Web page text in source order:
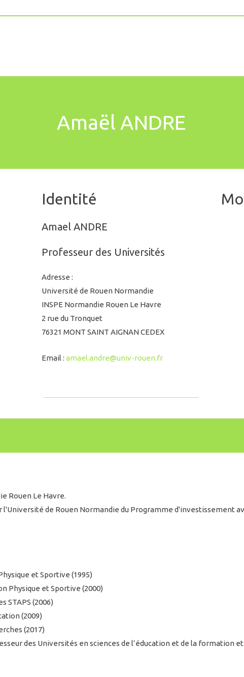
Amaël ANDRE
Identité
Amael ANDRE
Professeur des Universités
Adresse :
Université de Rouen Normandie
INSPE Normandie Rouen Le Havre
2 rue du Tronquet
76321 MONT SAINT AIGNAN CEDEX
Email :amael.andre@univ-rouen.fr
Rouen Le Havre.
de Rouen Normandie du Programme d'investissement
et Sportive (1995)
Physique et Sportive (2000)
STAPS (2006)
(2009)
(2017)
des Universités en sciences de l’éducation et de la formation et